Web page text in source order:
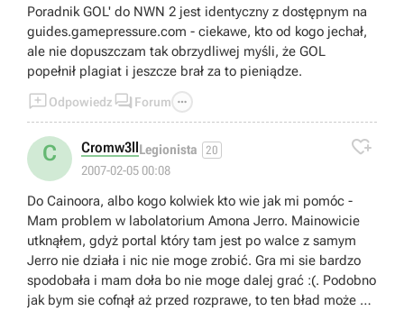
Poradnik GOL' do NWN 2 jest identyczny z dostępnym na
guides.gamepressure.com - ciekawe, kto od kogo jechał,
ale nie dopuszczam tak obrzydliwej myśli, że GOL
popełnił plagiat i jeszcze brał za to pieniądze.
Odpowiedz  Forum 
C Cromw3llLegionista 20
2007-02-05 00:08

Do Cainoora, albo kogo kolwiek kto wie jak mi pomóc -
Mam problem w labolatorium Amona Jerro. Mainowicie
utknąłem, gdyż portal który tam jest po walce z samym
Jerro nie działa i nic nie moge zrobić. Gra mi sie bardzo
spodobała i mam doła bo nie moge dalej grać :(. Podobno
jak bym sie cofnął aż przed rozprawe, to ten bład może by